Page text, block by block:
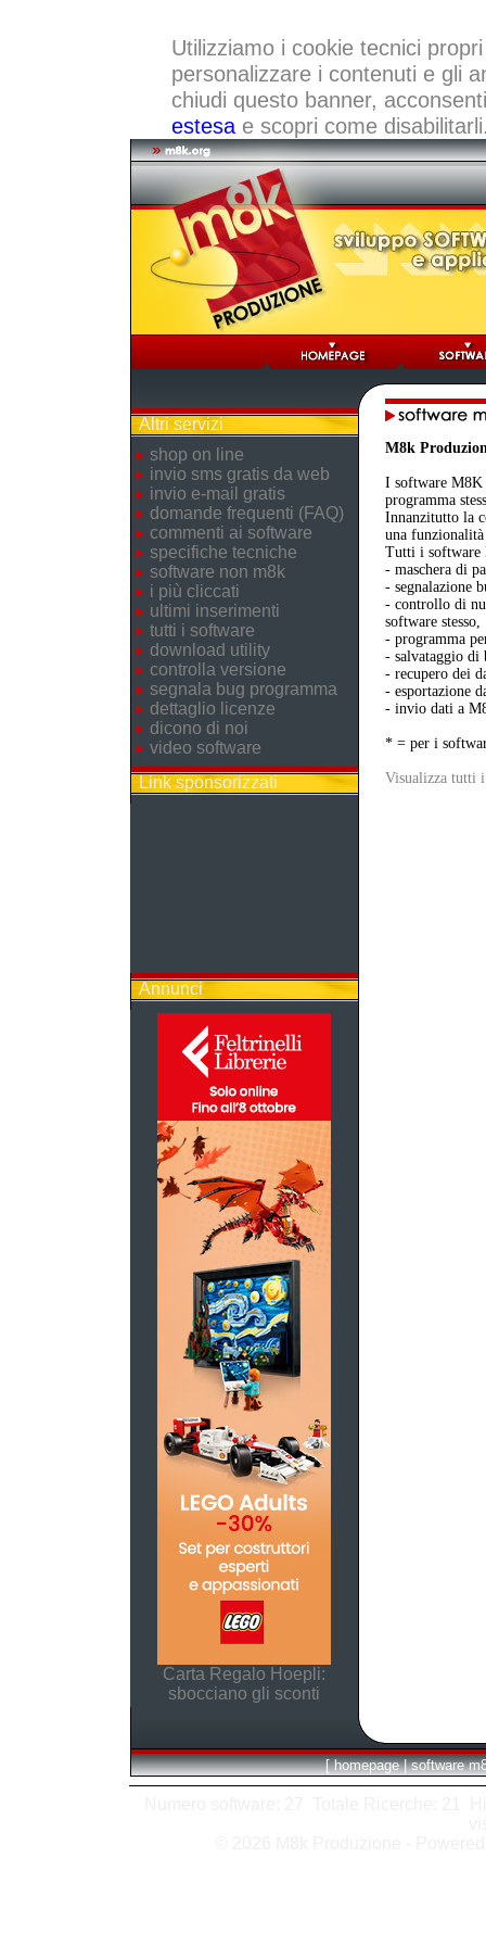
Utilizziamo i cookie tecnici
personalizzare i contenuti e gli
chiudi questo banner,
estesae scopri come
Altri servizi
shop on line
invio sms gratis da web
invio e-mail gratis
domande frequenti (FAQ)
commenti ai software
specifiche tecniche
software non m8k
i più cliccati
ultimi inserimenti
tutti i software
download utility
controlla versione
segnala bug programma
dettaglio licenze
dicono di noi
video software
Link sponsorizzati
Annunci
Carta Regalo Hoepli:
sbocciano gli sconti
M8k
I software M8K
programma
Innanzitutto la
una
Tutti i software
- maschera di
- segnalazione
- controllo di
software stesso,
- programma
- salvataggio di
- recupero dei
- esportazione
- invio dati a
* = per i
Visualizza tutti
[ homepage | software